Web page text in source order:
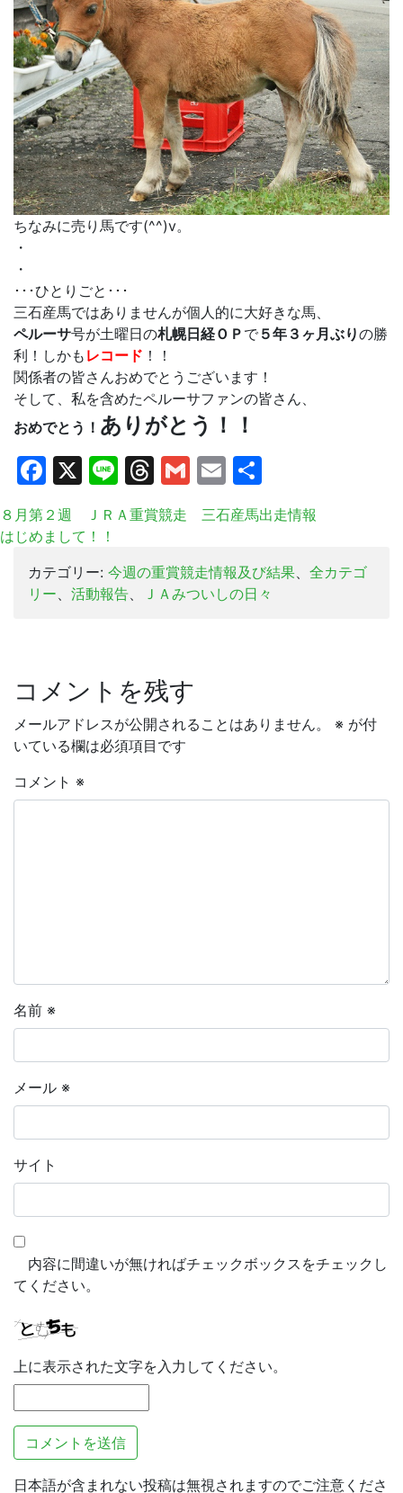
ちなみに売り馬です(^^)v。
・
・
･･･ひとりごと･･･
三石産馬ではありませんが個人的に大好きな馬、
ペルーサ号が土曜日の札幌日経ＯＰ で ５年３ヶ月ぶりの勝
利！しかも レコード ！！
関係者の皆さんおめでとうございます！
そして、私を含めたペルーサファンの皆さん、
おめでとう！ ありがとう！！
Facebook
X LineThreads
Gmail
Email
有
８月第２週 ＪＲＡ重賞競走 三石産馬出走情報
はじめまして！！
カテゴリー: 今週の重賞競走情報及び結果、 全カテゴ
リー、 活動報告、 ＪＡみついしの日々
コメントを残す
メールアドレスが公開されることはありません。 ※ が付
いている欄は必須項目です
コメント ※
名前 ※
メール ※
サイト
内容に間違いが無ければチェックボックスをチェックし
てください。
上に表示された文字を入力してください。
日本語が含まれない投稿は無視されますのでご注意くださ